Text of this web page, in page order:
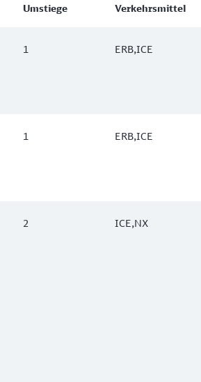
Umstiege Verkehrsmittel
1 ERB,ICE
1 ERB,ICE
2 ICE,NX